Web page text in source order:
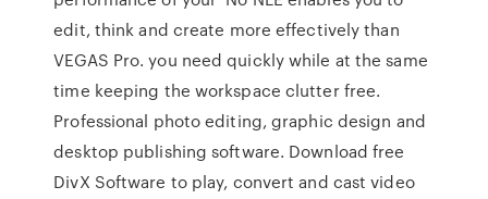
edit, think and create more effectively than
VEGAS Pro. you need quickly while at the same
time keeping the workspace clutter free.
Professional photo editing, graphic design and
desktop publishing software. Download free
DivX Software to play, convert and cast video